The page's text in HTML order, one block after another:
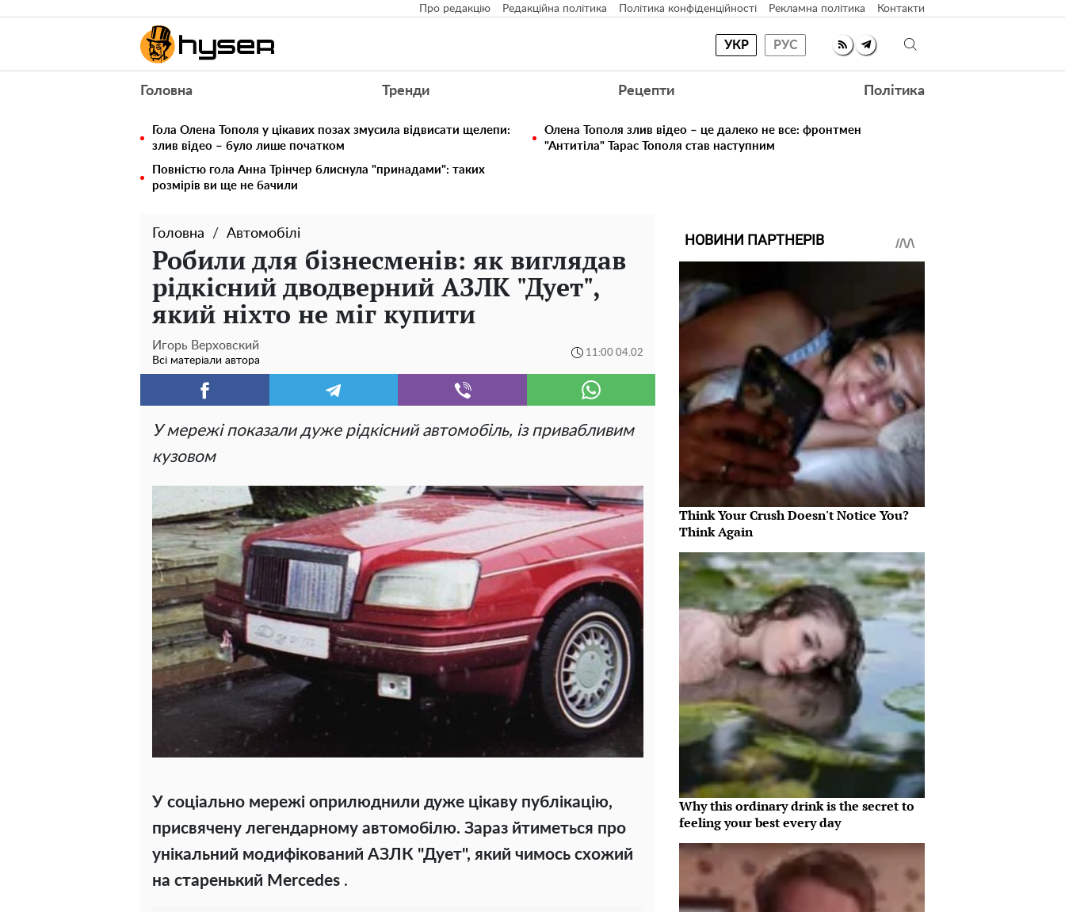
Про редакцію Редакційна політика Політика конфіденційності Рекламна політика Контакти
УКР РУС
Головна Тренди Рецепти Політика
Гола Олена Тополя у цікавих позах змусила відвисати щелепи:
злив відео – було лише початком
Олена Тополя злив відео – це далеко не все: фронтмен
"Антитіла" Тарас Тополя став наступним
Повністю гола Анна Трінчер блиснула "принадами": таких
розмірів ви ще не бачили
Головна Автомобілі
Робили для бізнесменів: як виглядав
рідкісний дводверний АЗЛК "Дует",
який ніхто не міг купити
Игорь Верховский
Всі матеріали автора
11:00 04.02
У мережі показали дуже рідкісний автомобіль, із привабливим
кузовом
У соціально мережі оприлюднили дуже цікаву публікацію,
присвячену легендарному автомобілю. Зараз йтиметься про
унікальний модифікований АЗЛК "Дует", який чимось схожий
на старенький Mercedes .
НОВИНИ ПАРТНЕРІВ
Think Your Crush Doesn't Notice You?
Think Again
Why this ordinary drink is the secret to
feeling your best every day